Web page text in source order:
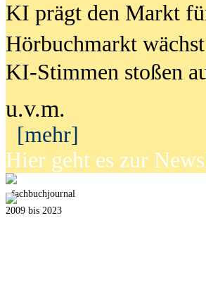
KI prägt den Markt
Hörbuchmarkt
KI-Stimmen stoßen
u.v.m.
[mehr]
Hier geht es zur
fachbuchjournal
2009 bis 2023